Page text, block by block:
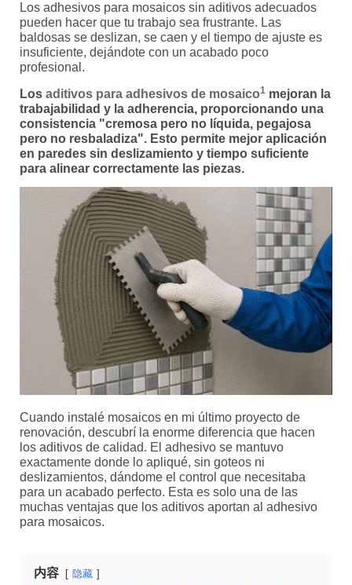
Los adhesivos para mosaicos sin aditivos adecuados
pueden hacer que tu trabajo sea frustrante. Las
baldosas se deslizan, se caen y el tiempo de ajuste es
insuficiente, dejándote con un acabado poco
profesional.
Los aditivos para adhesivos de mosaico1 mejoran la
trabajabilidad y la adherencia, proporcionando una
consistencia "cremosa pero no líquida, pegajosa
pero no resbaladiza". Esto permite mejor aplicación
en paredes sin deslizamiento y tiempo suficiente
para alinear correctamente las piezas.
Cuando instalé mosaicos en mi último proyecto de
renovación, descubrí la enorme diferencia que hacen
los aditivos de calidad. El adhesivo se mantuvo
exactamente donde lo apliqué, sin goteos ni
deslizamientos, dándome el control que necesitaba
para un acabado perfecto. Esta es solo una de las
muchas ventajas que los aditivos aportan al adhesivo
para mosaicos.
内容 隐藏